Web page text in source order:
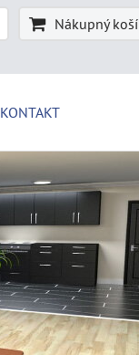
Nákupný
KONTAKT